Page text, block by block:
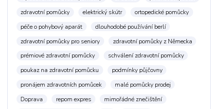
zdravotní pomůcky
elektrický skútr
ortopedické pomůcky
péče o pohybový aparát
dlouhodobé používání berlí
zdravotní pomůcky pro seniory
zdravotní pomůcky z Německa
prémiové zdravotní pomůcky
schválení zdravotní pomůcky
poukaz na zdravotní pomůcku
podmínky půjčovny
pronájem zdravotních pomůcek
malé pomůcky prodej
Doprava
repom expres
mimořádné znečištění